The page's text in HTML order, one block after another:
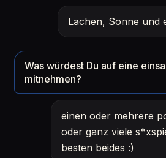
Lachen, Sonne und
Was würdest Du auf eine
mitnehmen?
einen oder mehrere
oder ganz viele
besten beides :)